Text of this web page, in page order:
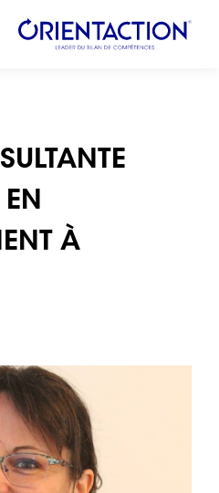
EN
À